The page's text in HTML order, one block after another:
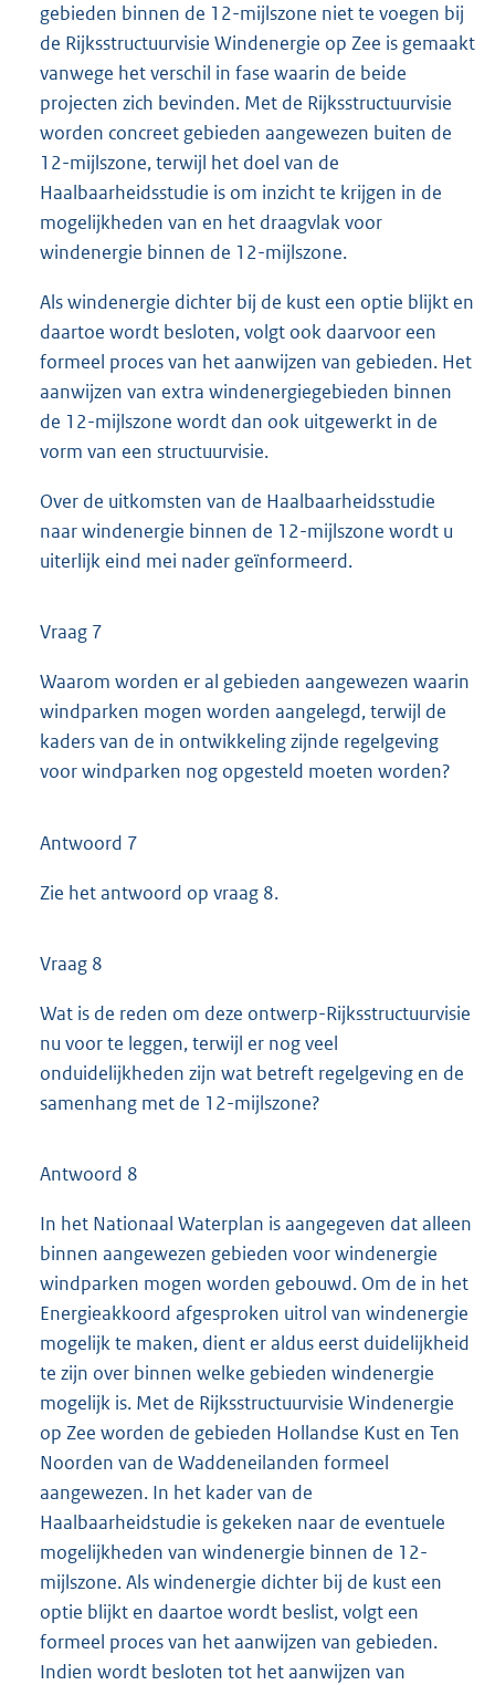
gebieden binnen de 12-mijlszone niet te voegen bij
de Rijksstructuurvisie Windenergie op Zee is gemaakt
vanwege het verschil in fase waarin de beide
projecten zich bevinden. Met de Rijksstructuurvisie
worden concreet gebieden aangewezen buiten de
12-mijlszone, terwijl het doel van de
Haalbaarheidsstudie is om inzicht te krijgen in de
mogelijkheden van en het draagvlak voor
windenergie binnen de 12-mijlszone.
Als windenergie dichter bij de kust een optie blijkt en
daartoe wordt besloten, volgt ook daarvoor een
formeel proces van het aanwijzen van gebieden. Het
aanwijzen van extra windenergiegebieden binnen
de 12-mijlszone wordt dan ook uitgewerkt in de
vorm van een structuurvisie.
Over de uitkomsten van de Haalbaarheidsstudie
naar windenergie binnen de 12-mijlszone wordt u
uiterlijk eind mei nader geïnformeerd.
Vraag 7
Waarom worden er al gebieden aangewezen waarin
windparken mogen worden aangelegd, terwijl de
kaders van de in ontwikkeling zijnde regelgeving
voor windparken nog opgesteld moeten worden?
Antwoord 7
Zie het antwoord op vraag 8.
Vraag 8
Wat is de reden om deze ontwerp-Rijksstructuurvisie
nu voor te leggen, terwijl er nog veel
onduidelijkheden zijn wat betreft regelgeving en de
samenhang met de 12-mijlszone?
Antwoord 8
In het Nationaal Waterplan is aangegeven dat alleen
binnen aangewezen gebieden voor windenergie
windparken mogen worden gebouwd. Om de in het
Energieakkoord afgesproken uitrol van windenergie
mogelijk te maken, dient er aldus eerst duidelijkheid
te zijn over binnen welke gebieden windenergie
mogelijk is. Met de Rijksstructuurvisie Windenergie
op Zee worden de gebieden Hollandse Kust en Ten
Noorden van de Waddeneilanden formeel
aangewezen. In het kader van de
Haalbaarheidstudie is gekeken naar de eventuele
mogelijkheden van windenergie binnen de 12-
mijlszone. Als windenergie dichter bij de kust een
optie blijkt en daartoe wordt beslist, volgt een
formeel proces van het aanwijzen van gebieden.
Indien wordt besloten tot het aanwijzen van